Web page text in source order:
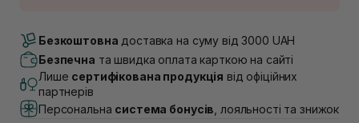
В наявності
Самовивіз м. Луцьк, вул. Винниченка 4
В наявності
Самовивіз м. Львів, вул. Академіка Підстригача, 1В
(Duck’s Lake)
В наявності
Безкоштовна доставка на суму від 3000 UAH
Безпечна та швидка оплата карткою на сайті
Лише сертифікована продукція від офіційних
партнерів
Персональна система бонусів , лояльності та знижок